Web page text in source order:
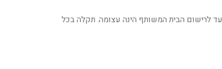
לרישום הבית המשותף הינה עצומה. תקלה בכל